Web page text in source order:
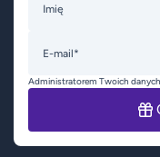
Imię
E-mail*
Administratorem Twoich